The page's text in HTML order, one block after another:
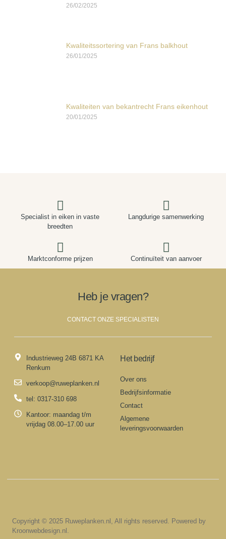
26/02/2025
Kwaliteitssortering van Frans balkhout
26/01/2025
Kwaliteiten van bekantrecht Frans eikenhout
20/01/2025
Specialist in eiken in vaste
breedten
Langdurige samenwerking
Marktconforme prijzen Continuïteit van aanvoer
Heb je vragen?
CONTACT ONZE SPECIALISTEN
Industrieweg 24B 6871 KA
Renkum
verkoop@ruweplanken.nl
tel: 0317-310 698
Kantoor: maandag t/m
vrijdag 08.00–17.00 uur
Het bedrijf
Over ons
Bedrijfsinformatie
Contact
Algemene
leveringsvoorwaarden
Copyright © 2025 Ruweplanken.nl, All rights reserved. Powered by
Kroonwebdesign.nl.